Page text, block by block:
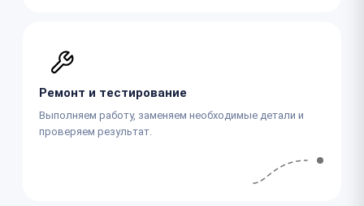
Ремонт и тестирование
Выполняем работу, заменяем необходимые детали и
проверяем результат.